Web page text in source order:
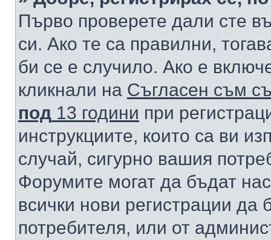
Първо проверете дали сте
си. Ако те са правилни,
би се е случило. Ако е
кликнали на Съгласен съм
под 13 години при
инструкциите, които са ви
случай, сигурно вашия
Форумите могат да бъдат
всички нови регистрации да
потребителя, или от